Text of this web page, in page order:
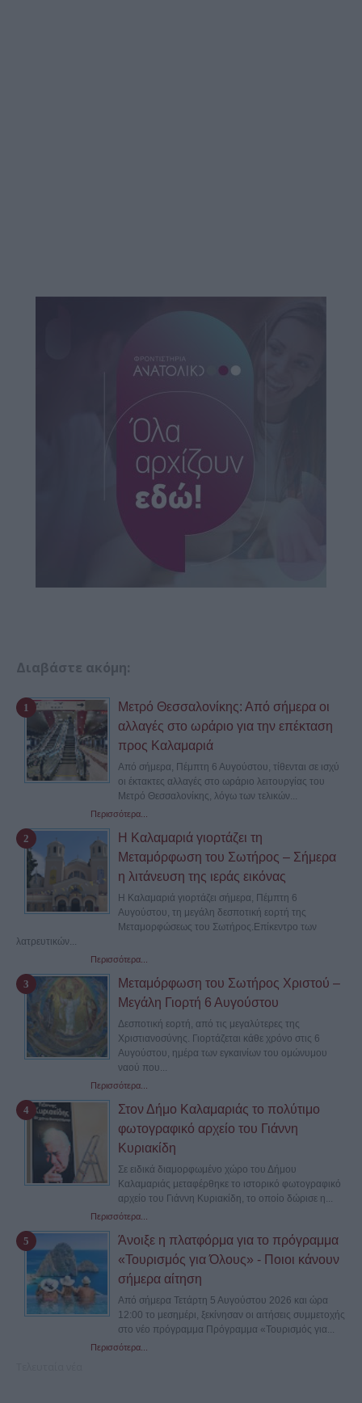
Διαβάστε ακόμη:
Μετρό Θεσσαλονίκης: Από σήμερα οι
αλλαγές στο ωράριο για την επέκταση
προς Καλαμαριά
Από σήμερα, Πέμπτη 6 Αυγούστου, τίθενται σε ισχύ
οι έκτακτες αλλαγές στο ωράριο λειτουργίας του
Μετρό Θεσσαλονίκης, λόγω των τελικών...
Περισσότερα...
Η Καλαμαριά γιορτάζει τη
Μεταμόρφωση του Σωτήρος – Σήμερα
η λιτάνευση της ιεράς εικόνας
Η Καλαμαριά γιορτάζει σήμερα, Πέμπτη 6
Αυγούστου, τη μεγάλη δεσποτική εορτή της
Μεταμορφώσεως του Σωτήρος.Επίκεντρο των
λατρευτικών...
Περισσότερα...
Μεταμόρφωση του Σωτήρος Χριστού –
Μεγάλη Γιορτή 6 Αυγούστου
Δεσποτική εορτή, από τις μεγαλύτερες της
Χριστιανοσύνης. Γιορτάζεται κάθε χρόνο στις 6
Αυγούστου, ημέρα των εγκαινίων του ομώνυμου
ναού που...
Περισσότερα...
Στον Δήμο Καλαμαριάς το πολύτιμο
φωτογραφικό αρχείο του Γιάννη
Κυριακίδη
Σε ειδικά διαμορφωμένο χώρο του Δήμου
Καλαμαριάς μεταφέρθηκε το ιστορικό φωτογραφικό
αρχείο του Γιάννη Κυριακίδη, το οποίο δώρισε η...
Περισσότερα...
Άνοιξε η πλατφόρμα για το πρόγραμμα
«Τουρισμός για Όλους» - Ποιοι κάνουν
σήμερα αίτηση
Από σήμερα Τετάρτη 5 Αυγούστου 2026 και ώρα
12:00 το μεσημέρι, ξεκίνησαν οι αιτήσεις συμμετοχής
στο νέο πρόγραμμα Πρόγραμμα «Τουρισμός για...
Περισσότερα...